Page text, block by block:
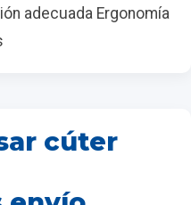
adecuada Ergonomía
cúter